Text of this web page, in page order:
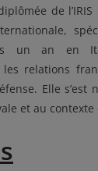
de l’IRIS
un an en
relations
Elle s’est
et au